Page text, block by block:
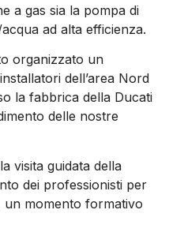
a gas sia la pompa di
ad alta efficienza.
organizzato un
dell’area Nord
la fabbrica della Ducati
delle nostre
visita guidata della
dei professionisti per
un momento formativo